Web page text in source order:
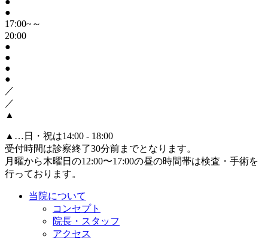
●
17:00~～
20:00
●
●
●
●
／
／
▲
▲ …日・祝は14:00 - 18:00
受付時間は診察終了30分前までとなります。
月曜から木曜日の12:00〜17:00の昼の時間帯は検査・手術を
行っております。
当院について
コンセプト
院長・スタッフ
アクセス